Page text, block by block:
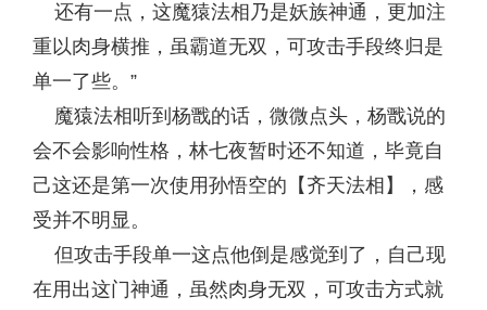
还有一点，这魔猿法相乃是妖族神通，更加注
重以肉身横推，虽霸道无双，可攻击手段终归是
单一了些。”
魔猿法相听到杨戬的话，微微点头，杨戬说的
会不会影响性格，林七夜暂时还不知道，毕竟自
己这还是第一次使用孙悟空的【齐天法相】，感
受并不明显。
但攻击手段单一这点他倒是感觉到了，自己现
在用出这门神通，虽然肉身无双，可攻击方式就